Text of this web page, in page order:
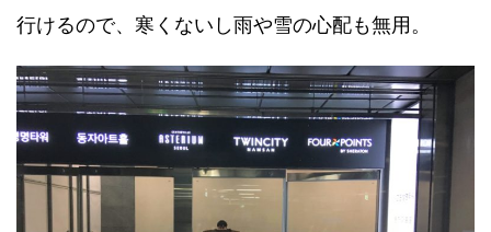
行けるので、寒くないし雨や雪の心配も無用。